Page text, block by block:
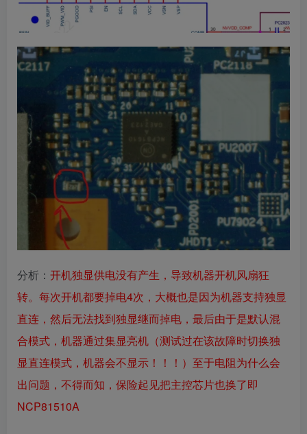
分析： 开机独显供电没有产生，导致机器开机风扇狂
转。每次开机都要掉电4次，大概也是因为机器支持独显
直连，然后无法找到独显继而掉电，最后由于是默认混
合模式，机器通过集显亮机（测试过在该故障时切换独
显直连模式，机器会不显示！！！）至于电阻为什么会
出问题，不得而知，保险起见把主控芯片也换了即
NCP81510A